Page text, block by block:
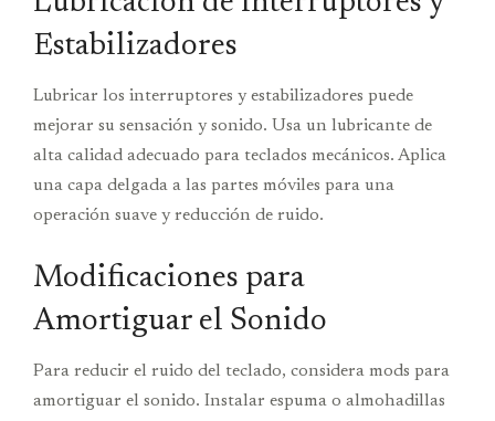
Estabilizadores
Lubricar los interruptores y estabilizadores puede
mejorar su sensación y sonido. Usa un lubricante de
alta calidad adecuado para teclados mecánicos. Aplica
una capa delgada a las partes móviles para una
operación suave y reducción de ruido.
Modificaciones para
Amortiguar el Sonido
Para reducir el ruido del teclado, considera mods para
amortiguar el sonido. Instalar espuma o almohadillas